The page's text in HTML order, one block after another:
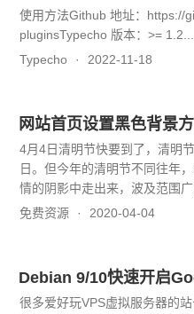
使用方法Github 地址：https://
pluginsTypecho 版本：>= 1.2....
Typecho
2022-11-18
网站首页设置黑色背景
4月4日清明节快要到了，清明
日。但今年的清明节不同往年
情的阴影中走出来，波及范围广
免费资源
2020-04-04
Debian 9/10快速开启
很多爱好玩VPS虚拟服务器的